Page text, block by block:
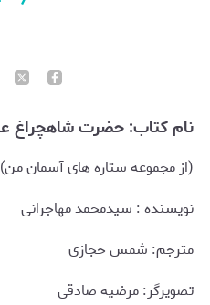
نام کتاب: حضرت شاهچراغ
(از مجموعه ستاره های آسمان من)
نويسنده : سیدمحمد مهاجرانی
مترجم: شمس حجازی
تصویرگر: مرضیه صادقی